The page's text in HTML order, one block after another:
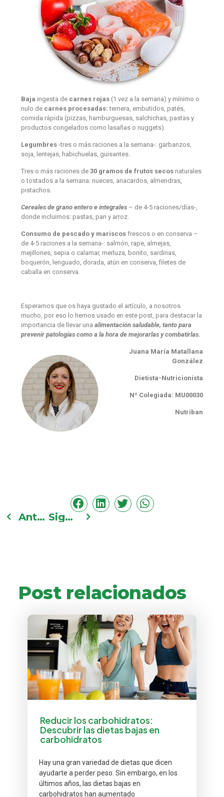
Baja ingesta de carnes rojas (1 vez a la semana) y mínimo o
nulo de carnes procesadas:ternera, embutidos, patés,
comida rápida (pizzas, hamburguesas, salchichas, pastas y
productos congelados como lasañas o nuggets).
Legumbres -tres o más raciones a la semana-: garbanzos,
soja, lentejas, habichuelas, guisantes.
Tres o más raciones de30 gramos de frutos secos naturales
o tostados a la semana: nueces, anacardos, almendras,
pistachos.
Cereales de grano entero e integrales – de 4-5 raciones/días-,
donde incluimos: pastas, pan y arroz.
Consumo de pescado y mariscos frescos o en conserva –
de 4-5 raciones a la semana-: salmón, rape, almejas,
mejillones, sepia o calamar, merluza, bonito, sardinas,
boquerón, lenguado, dorada, atún en conserva, filetes de
caballa en conserva.
Esperamos que os haya gustado el artículo, a nosotros
mucho, por eso lo hemos usado en este post, para destacar la
importancia de llevar unaalimentación saludable, tanto para
prevenir patologías como a la hora de mejorarlas y combatirlas.
Juana María Matallana
González
Dietista-Nutricionista
Nº Colegiada: MU00030
Nutriban
Anterior Siguiente
Post relacionados
Reducir los carbohidratos:
Descubrir las dietas bajas en
carbohidratos
Hay una gran variedad de dietas que dicen
ayudarte a perder peso. Sin embargo, en los
últimos años, las dietas bajas en
carbohidratos han aumentado